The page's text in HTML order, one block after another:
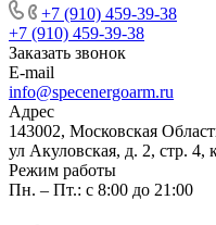
+7 (910) 459-39-38
+7 (910) 459-39-38
Заказать звонок
E-mail
info@specenergoarm.ru
Адрес
143002, Московская
ул Акуловская, д. 2, стр. 4,
Режим работы
Пн. – Пт.: с 8:00 до 21:00